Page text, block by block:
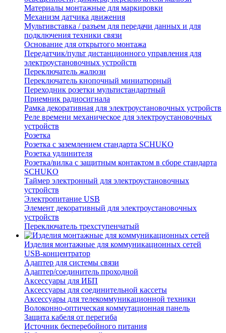
Материалы монтажные для маркировки
Механизм датчика движения
Мультивставка / разъем для передачи данных и для
подключения техники связи
Основание для открытого монтажа
Передатчик/пульт дистанционного управления для
электроустановочных устройств
Переключатель жалюзи
Переключатель кнопочный миниатюрный
Переходник розетки мультистандартный
Приемник радиосигнала
Рамка декоративная для электроустановочных устройств
Реле времени механическое для электроустановочных
устройств
Розетка
Розетка с заземлением стандарта SCHUKO
Розетка удлинителя
Розетка/вилка с защитным контактом в сборе стандарта
SCHUKO
Таймер электронный для электроустановочных
устройств
Электропитание USB
Элемент декоративный для электроустановочных
устройств
Переключатель трехступенчатый
Изделия монтажные для коммуникационных сетей
USB-концентратор
Адаптер для системы связи
Адаптер/соединитель проходной
Аксессуары для ИБП
Аксессуары для соединительной кассеты
Аксессуары для телекоммуникационной техники
Волоконно-оптическая коммутационная панель
Защита кабеля от перегиба
Источник бесперебойного питания